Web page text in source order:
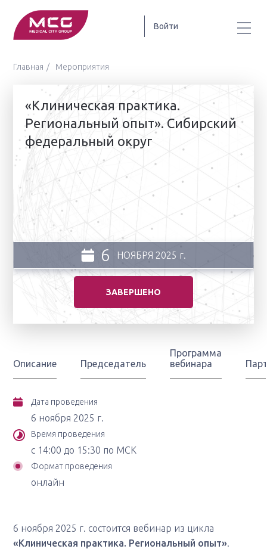
Войти
Главная Мероприятия
«Клиническая практика.
Региональный опыт». Сибирский
федеральный округ
ЗАВЕРШЕНО
6 НОЯБРЯ 2025 г.
Описание Председатель
Программа
вебинара
Дата проведения
6 ноября 2025 г.
Время проведения
с 14:00 до 15:30 по МСК
Формат проведения
онлайн
6 ноября 2025 г. состоится вебинар из цикла
«Клиническая практика. Региональный опыт».